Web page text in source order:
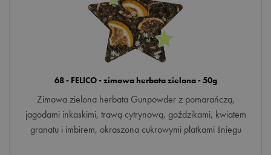
68 - FELICO - zimowa herbata zielona - 50g
Zimowa zielona herbata Gunpowder z pomarańczą,
jagodami inkaskimi, trawą cytrynową, goździkami, kwiatem
granatu i imbirem, okraszona cukrowymi płatkami śniegu